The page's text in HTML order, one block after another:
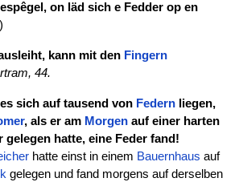
on läd sich e Fedder op en
)
kann mit den Fingern
44.
sich auf tausend von Federnliegen,
, als er am Morgenauf einer harten
gelegen hatte, eine Feder fand!
hatte einst in einem Bauernhaus auf
gelegen und fand morgens auf derselben